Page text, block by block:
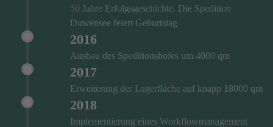
50 Jahre Erfolgsgeschichte. Die Spedition
Duwensee feiert Geburtstag
2016
Ausbau des Speditionshofes um 4000 qm
2017
Erweiterung der Lagerfläche auf knapp 18000 qm
2018
Implementierung eines Workflowmanagement